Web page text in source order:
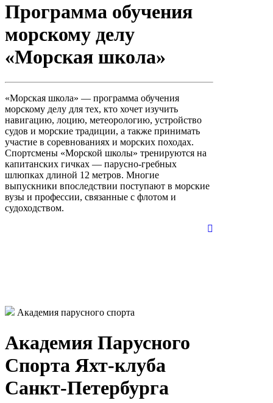
Программа обучения
морскому делу
«Морская школа»
«Морская школа» — программа обучения
морскому делу для тех, кто хочет изучить
навигацию, лоцию, метеорологию, устройство
судов и морские традиции, а также принимать
участие в соревнованиях и морских походах.
Спортсмены «Морской школы» тренируются на
капитанских гичках — парусно-гребных
шлюпках длиной 12 метров. Многие
выпускники впоследствии поступают в морские
вузы и профессии, связанные с флотом и
судоходством.
Академия парусного спорта
Академия Парусного
Спорта Яхт-клуба
Санкт-Петербурга